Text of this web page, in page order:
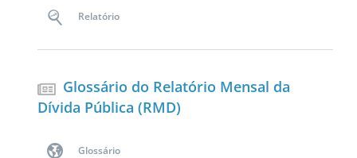
Relatório
Glossário do Relatório Mensal da
Dívida Pública (RMD)
Glossário